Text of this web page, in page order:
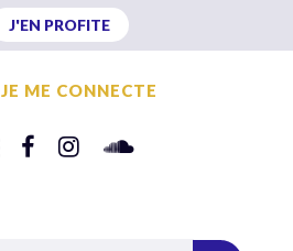
J'EN PROFITE
JE ME CONNECTE